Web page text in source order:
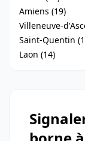
Amiens (19)
Villeneuve-
Saint-Quentin
Laon (14)